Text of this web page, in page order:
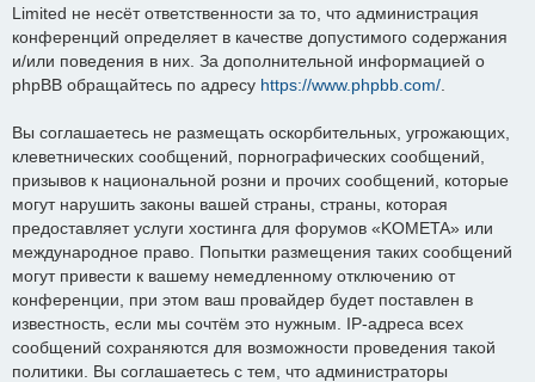
Limited не несёт ответственности за то, что администрация
конференций определяет в качестве допустимого содержания
и/или поведения в них. За дополнительной информацией о
phpBB обращайтесь по адресу https://www.phpbb.com/
Вы соглашаетесь не размещать оскорбительных, угрожающих,
клеветнических сообщений, порнографических сообщений,
призывов к национальной розни и прочих сообщений, которые
могут нарушить законы вашей страны, страны, которая
предоставляет услуги хостинга для форумов «KOMETA» или
международное право. Попытки размещения таких сообщений
могут привести к вашему немедленному отключению от
конференции, при этом ваш провайдер будет поставлен в
известность, если мы сочтём это нужным. IP-адреса всех
сообщений сохраняются для возможности проведения такой
политики. Вы соглашаетесь с тем, что администраторы